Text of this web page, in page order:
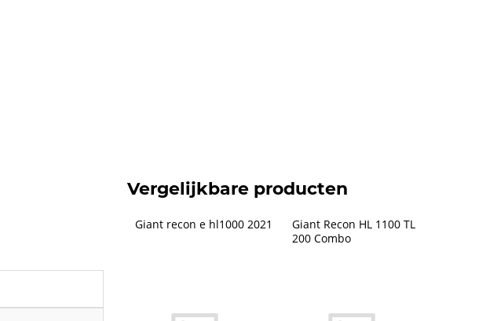
Vergelijkbare producten
Giant recon e hl1000 2021
Giant Recon HL 1100 TL
200 Combo